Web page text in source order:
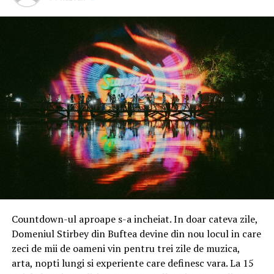
Countdown-ul aproape s-a incheiat. In doar cateva zile,
Domeniul Stirbey din Buftea devine din nou locul in care
zeci de mii de oameni vin pentru trei zile de muzica,
arta, nopti lungi si experiente care definesc vara. La 15